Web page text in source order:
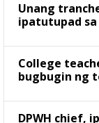
Unang
ipatutupad sa
College
bugbugin ng
DPWH chief,